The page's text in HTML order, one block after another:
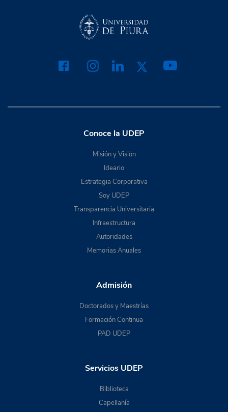
Conoce la UDEP
Misión y Visión
Ideario
Estrategia Corporativa
Soy UDEP
Transparencia Universitaria
Infraestructura
Autoridades
Memorias Anuales
Admisión
Doctorados y Maestrías
Formación Continua
PAD UDEP
Servicios UDEP
Biblioteca
Capellanía